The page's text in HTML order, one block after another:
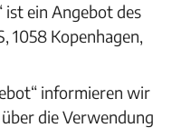
ist ein Angebot des
1058 Kopenhagen,
informieren wir
die Verwendung